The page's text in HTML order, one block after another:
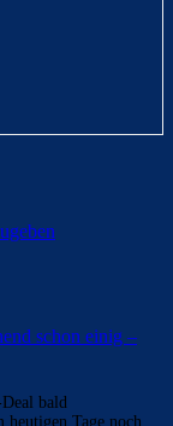
schon einig –
bald
heutigen Tage noch